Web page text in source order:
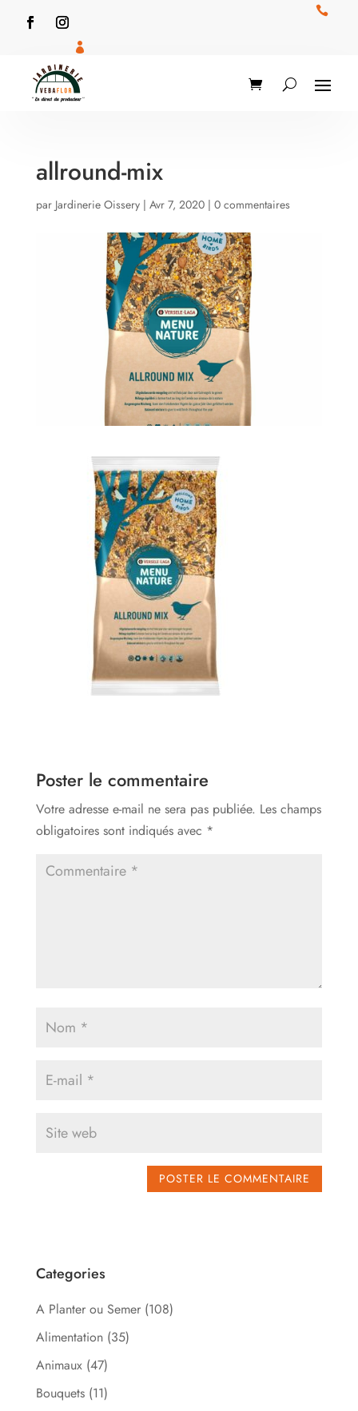


allround-mix
par Jardinerie Oissery| Avr 7, 2020| 0 commentaires
Poster le commentaire
Votre adresse e-mail ne sera pas publiée. Les champs
obligatoires sont indiqués avec *
Categories
A Planter ou Semer (108)
Alimentation (35)
Animaux (47)
Bouquets (11)